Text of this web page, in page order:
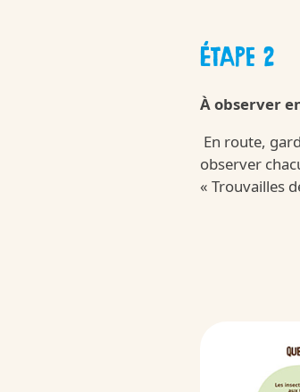
Kinder
LET'S
/fr/fr/lets-story
ÉTAPE 2
À observer
En route,
observer
« Trouvailles